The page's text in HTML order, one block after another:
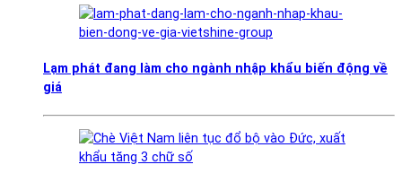
Lạm phát đang làm cho ngành nhập khẩu biến động về
giá